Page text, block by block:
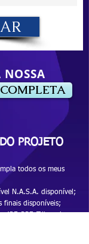
NOSSA
PROJETO
todos os meus
N.A.S.A. disponível;
disponíveis;